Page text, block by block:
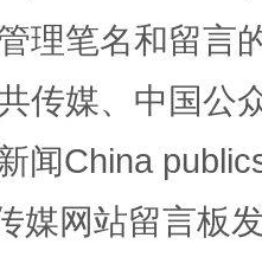
理笔名和留言
传媒、中国公
闻China
媒网站留言板